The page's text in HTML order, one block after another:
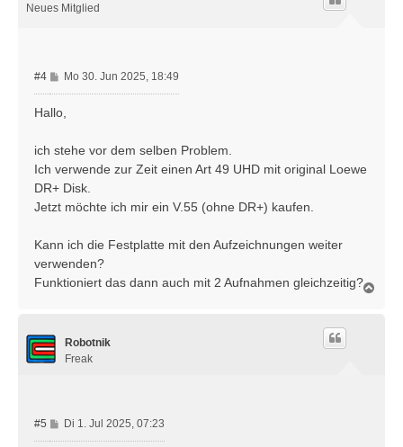
Neues Mitglied
#4
B
e
i
a
g
Mo 30. Jun 2025, 18:49
Hallo,
ich stehe vor dem selben Problem.
Ich verwende zur Zeit einen Art 49 UHD mit original Loewe
DR+ Disk.
Jetzt möchte ich mir ein V.55 (ohne DR+) kaufen.
Kann ich die Festplatte mit den Aufzeichnungen weiter
verwenden?
Funktioniert das dann auch mit 2 Aufnahmen gleichzeitig?
Robotnik
Freak
#5
B
e
Di 1. Jul 2025, 07:23